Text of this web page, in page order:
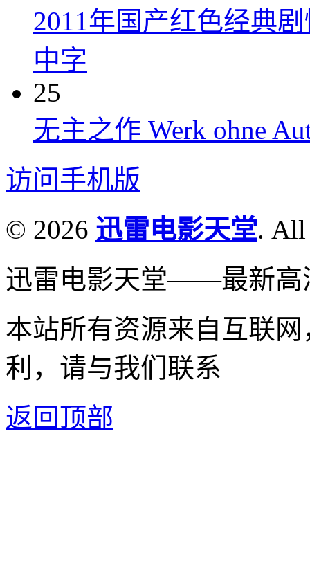
2011年国产红色经典
中字
25
无主之作 Werk ohne
访问手机版
© 2026 迅雷电影天堂. All
迅雷电影天堂——最新高
本站所有资源来自互联
利，请与我们联系
返回顶部